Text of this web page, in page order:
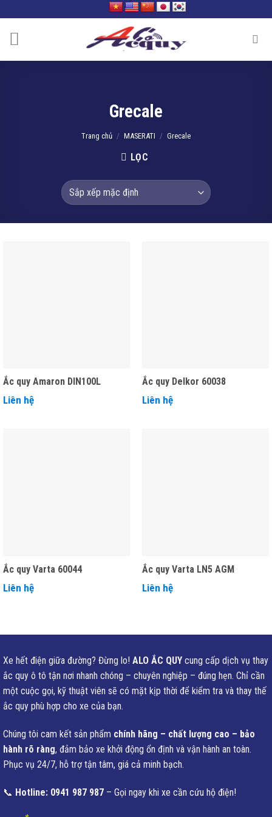
to
content
Grecale
Trang chủ / MASERATI / Grecale
LỌC
Ắc quy Amaron DIN100L
Liên hệ
Ắc quy Delkor 60038
Liên hệ
Ắc quy Varta 60044
Liên hệ
Ắc quy Varta LN5 AGM
Liên hệ
Xe hết điện giữa đường? Đừng lo! ALO ẮC QUY cung cấp dịch vụ thay
ắc quy ô tô tận nơi nhanh chóng – chuyên nghiệp – đúng hẹn. Chỉ cần
một cuộc gọi, kỹ thuật viên sẽ có mặt kịp thời để kiểm tra và thay thế
ắc quy phù hợp cho xe của bạn.
Chúng tôi cam kết sản phẩm chính hãng – chất lượng cao – bảo
hành rõ ràng, đảm bảo xe khởi động ổn định và vận hành an toàn.
Phục vụ 24/7, hỗ trợ tận tâm, giá cả minh bạch.
📞 Hotline: 0941 987 987 – Gọi ngay khi xe cần cứu hộ điện!